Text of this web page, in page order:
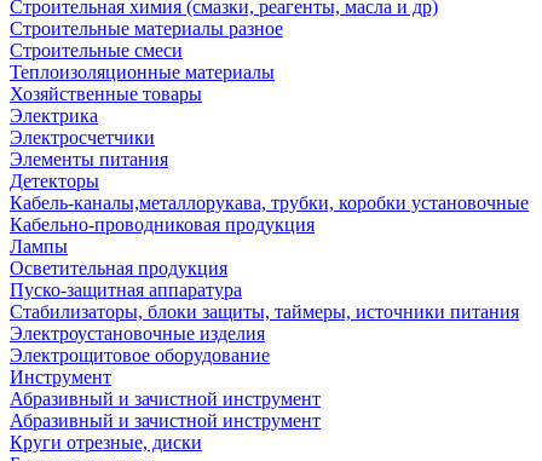
Строительная химия (смазки, реагенты, масла и др)
Строительные материалы разное
Строительные смеси
Теплоизоляционные материалы
Хозяйственные товары
Электрика
Электросчетчики
Элементы питания
Детекторы
Кабель-каналы,металлорукава, трубки, коробки установочные
Кабельно-проводниковая продукция
Лампы
Осветительная продукция
Пуско-защитная аппаратура
Стабилизаторы, блоки защиты, таймеры, источники питания
Электроустановочные изделия
Электрощитовое оборудование
Инструмент
Абразивный и зачистной инструмент
Абразивный и зачистной инструмент
Круги отрезные, диски